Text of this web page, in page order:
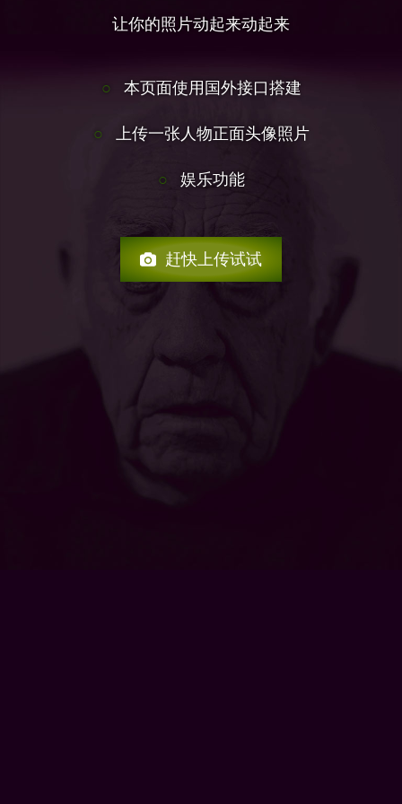
让你的照片动起来动起来
本页面使用国外接口搭建
上传一张人物正面头像照片
娱乐功能
赶快上传试试